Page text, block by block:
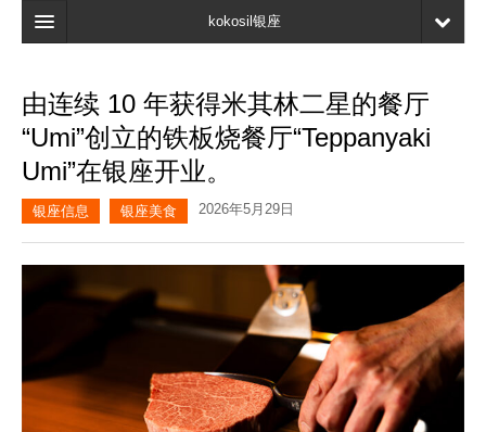
kokosil银座
搜索
最新信息
口碑
我的页面
由连续 10 年获得米其林二星的餐厅
“Umi”创立的铁板烧餐厅“Teppanyaki
Umi”在银座开业。
银座信息 银座美食 2026年5月29日